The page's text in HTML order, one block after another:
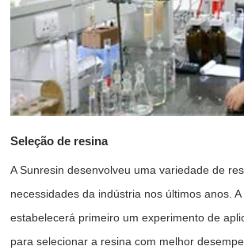
Seleção de resina
A Sunresin desenvolveu uma variedade de
necessidades da indústria nos últimos anos.
estabelecerá primeiro um experimento de
para selecionar a resina com melhor